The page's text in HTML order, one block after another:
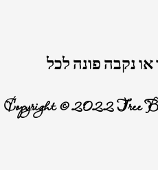
נקבה פונה לכל
Copyright © 2022 Tree